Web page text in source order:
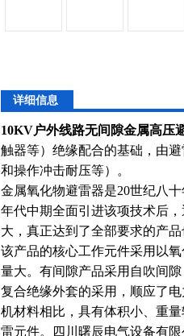
详细信息
10KV户外线路无间隙金属高压
触器等）绝缘配合的基础，由
和操作冲击耐压等）。
金属氧化物避雷器是20世纪八
年代中期全面引进该项技术后
大，真正达到了全部要求的产
该产品的核心工作元件采用以
量大。有间隙产品采用自吹间
复合绝缘外套的采用，顺应了
机材料相比，具有体积小、重
雷元件。四川曙辰电气设备有限